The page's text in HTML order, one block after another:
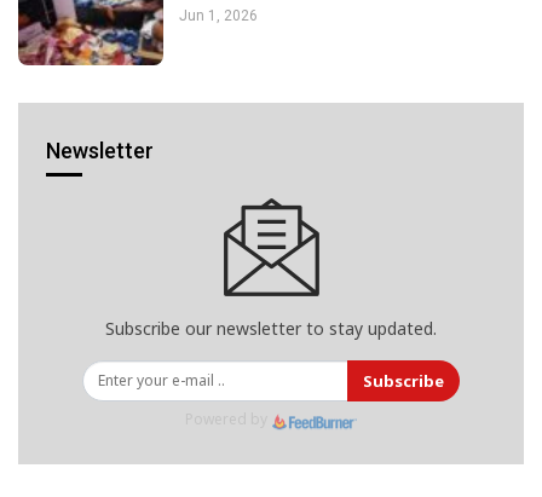
Jun 1, 2026
Newsletter
Subscribe our newsletter to stay updated.
Subscribe